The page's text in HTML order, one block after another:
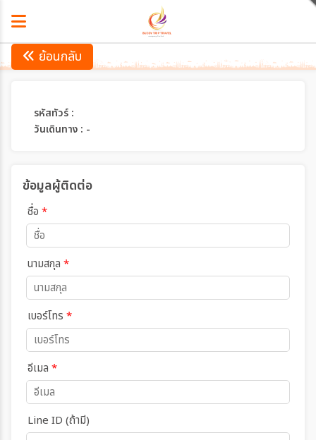
ย้อนกลับ
รหัสทัวร์ :
วันเดินทาง : -
ข้อมูลผู้ติดต่อ
ชื่อ *
นามสกุล *
เบอร์โทร *
อีเมล *
Line ID (ถ้ามี)